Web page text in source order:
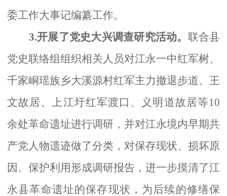
委工作大事记编纂工作。
3.开展了党史大兴调查研究活动。 联合县
党史联络组组织相关人员对江永一中红军树、
千家峒瑶族乡大溪源村红军主力撤退步道、王
文故居、上江圩红军渡口、义明道故居等10
余处革命遗址进行调研，并对江永境内早期共
产党人物遗迹做了分类，对保存现状、损坏原
因、保护利用形成调研报告，进一步摸清了江
永县革命遗址的保存现状，为后续的修缮保